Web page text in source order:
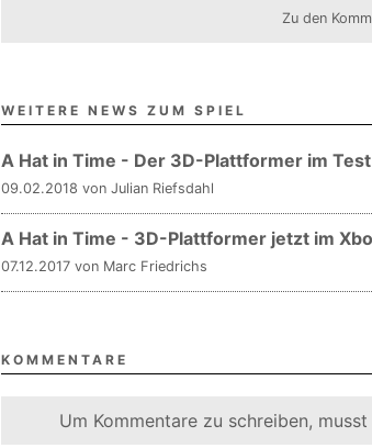
Zu den
WEITERE NEWS ZUM SPIEL
A Hat in Time - Der 3D-Plattformer im Test
09.02.2018 von Julian Riefsdahl
A Hat in Time - 3D-Plattformer jetzt im
07.12.2017 von Marc Friedrichs
KOMMENTARE
Um Kommentare zu schreiben,